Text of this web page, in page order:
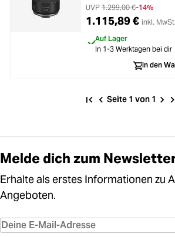
UVP 1.299,00 €-14%
1.115,89 € inkl.
Auf Lager
In 1-3 Werktagen bei dir
In den
Seite 1 von 1
Melde dich zum
Erhalte als erstes Informationen zu
Angeboten.